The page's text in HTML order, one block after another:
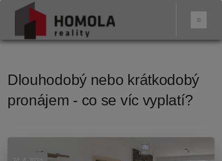
Dlouhodobý nebo krátkodobý
pronájem - co se víc vyplatí?